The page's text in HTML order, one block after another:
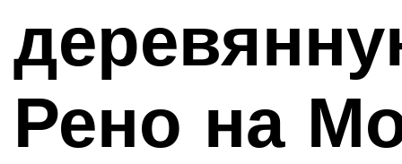
Рено на